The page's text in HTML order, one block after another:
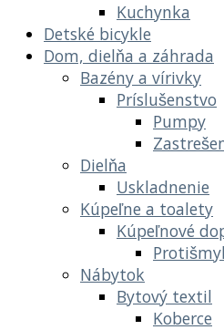
Kuchynka
Detské bicykle
Dom, dielňa a záhrada
Bazény a vírivky
Príslušenstvo
Pumpy
Dielňa
Uskladnenie
Kúpeľne a toalety
Kúpeľnové
Nábytok
Bytový textil
Koberce